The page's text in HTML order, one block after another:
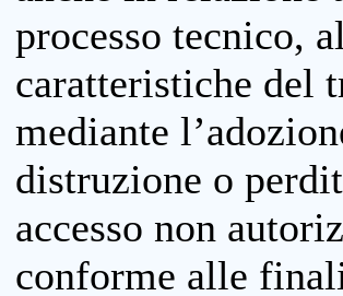
processo tecnico,
caratteristiche del
mediante
distruzione o
accesso non
conforme alle